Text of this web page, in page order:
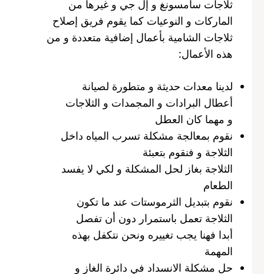
ثلاجات سامسونغ و إل جي و غيرها من
الماركات و النوعيات كما يقوم فريق إصلاح
ثلاجات الشامية بأعمال إضافية متعددة و من
هذه الأعمال:
لدينا معدات حديثة و متطورة لصيانة
أعطال البرادات و المجمدات و الثلاجات
و مهما كان العطل
نقوم بمعالجة مشكلة تسرب المياه داخل
الثلاجة و فنقوم بتعبئة
الثلاجة بغاز لحل المشكلة و لكي لا يفسد
الطعام
نقوم بتبديل الثرموستات عند ما تكون
الثلاجة تعمل باستمرار دون أن تفصل
أبدا فهنا يجب تغييره ونحن نتكفل بهذه
المهمة
حل مشكلة الانسداد في دائرة الغاز و